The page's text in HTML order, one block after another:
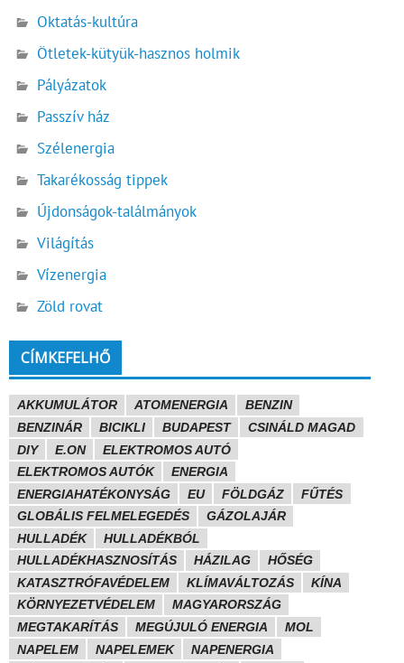
Oktatás-kultúra
Ötletek-kütyük-hasznos holmik
Pályázatok
Passzív ház
Szélenergia
Takarékosság tippek
Újdonságok-találmányok
Világítás
Vízenergia
Zöld rovat
CÍMKEFELHŐ
AKKUMULÁTOR ATOMENERGIA
BENZIN
BENZINÁR
BICIKLI BUDAPEST
CSINÁLD MAGAD
DIY
E.ON
ELEKTROMOS AUTÓ
ELEKTROMOS AUTÓK
ENERGIA
ENERGIAHATÉKONYSÁG
EU FÖLDGÁZ
FŰTÉS
GLOBÁLIS FELMELEGEDÉS
GÁZOLAJÁR
HULLADÉK
HULLADÉKBÓL
HULLADÉKHASZNOSÍTÁS
HÁZILAG
HŐSÉG
KATASZTRÓFAVÉDELEM
KLÍMAVÁLTOZÁS
KÍNA
KÖRNYEZETVÉDELEM
MAGYARORSZÁG
MEGTAKARÍTÁS
MEGÚJULÓ ENERGIA
MOL
NAPELEM
NAPELEMEK
NAPENERGIA